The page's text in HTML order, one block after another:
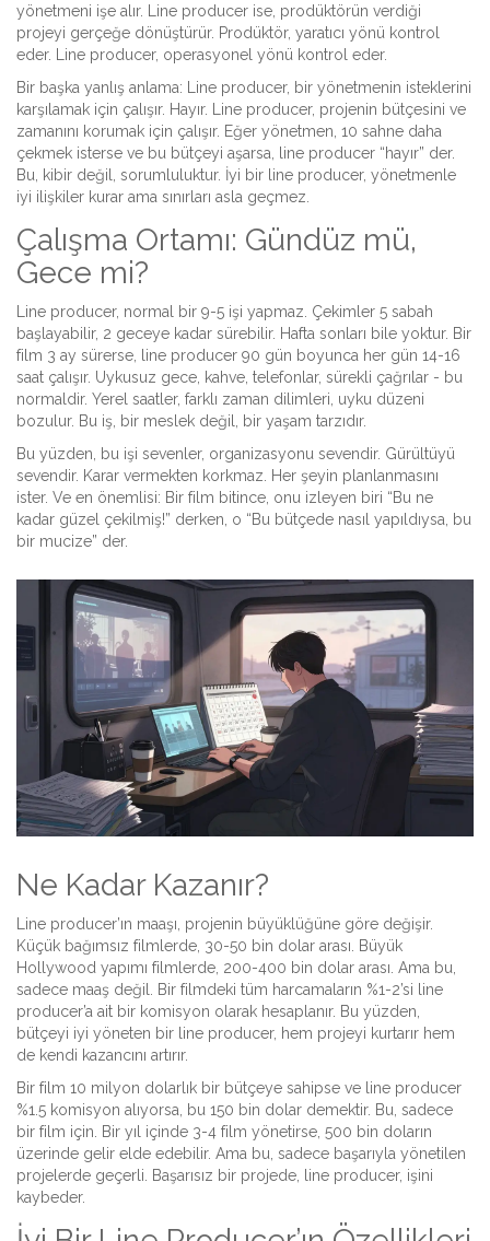
yönetmeni işe alır. Line producer ise, prodüktörün verdiği
projeyi gerçeğe dönüştürür. Prodüktör, yaratıcı yönü kontrol
eder. Line producer, operasyonel yönü kontrol eder.
Bir başka yanlış anlama: Line producer, bir yönetmenin isteklerini
karşılamak için çalışır. Hayır. Line producer, projenin bütçesini ve
zamanını korumak için çalışır. Eğer yönetmen, 10 sahne daha
çekmek isterse ve bu bütçeyi aşarsa, line producer “hayır” der.
Bu, kibir değil, sorumluluktur. İyi bir line producer, yönetmenle
iyi ilişkiler kurar ama sınırları asla geçmez.
Çalışma Ortamı: Gündüz mü,
Gece mi?
Line producer, normal bir 9-5 işi yapmaz. Çekimler 5 sabah
başlayabilir, 2 geceye kadar sürebilir. Hafta sonları bile yoktur. Bir
film 3 ay sürerse, line producer 90 gün boyunca her gün 14-16
saat çalışır. Uykusuz gece, kahve, telefonlar, sürekli çağrılar - bu
normaldir. Yerel saatler, farklı zaman dilimleri, uyku düzeni
bozulur. Bu iş, bir meslek değil, bir yaşam tarzıdır.
Bu yüzden, bu işi sevenler, organizasyonu sevendir. Gürültüyü
sevendir. Karar vermekten korkmaz. Her şeyin planlanmasını
ister. Ve en önemlisi: Bir film bitince, onu izleyen biri “Bu ne
kadar güzel çekilmiş!” derken, o “Bu bütçede nasıl yapıldıysa, bu
bir mucize” der.
Ne Kadar Kazanır?
Line producer’ın maaşı, projenin büyüklüğüne göre değişir.
Küçük bağımsız filmlerde, 30-50 bin dolar arası. Büyük
Hollywood yapımı filmlerde, 200-400 bin dolar arası. Ama bu,
sadece maaş değil. Bir filmdeki tüm harcamaların %1-2’si line
producer’a ait bir komisyon olarak hesaplanır. Bu yüzden,
bütçeyi iyi yöneten bir line producer, hem projeyi kurtarır hem
de kendi kazancını artırır.
Bir film 10 milyon dolarlık bir bütçeye sahipse ve line producer
%1.5 komisyon alıyorsa, bu 150 bin dolar demektir. Bu, sadece
bir film için. Bir yıl içinde 3-4 film yönetirse, 500 bin doların
üzerinde gelir elde edebilir. Ama bu, sadece başarıyla yönetilen
projelerde geçerli. Başarısız bir projede, line producer, işini
kaybeder.